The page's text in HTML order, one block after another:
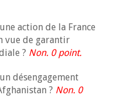
action de la France
vue de garantir
? Non. 0 point.
désengagement
? Non. 0